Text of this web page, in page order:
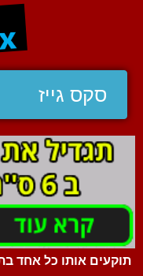
סקס גייז
תוקעים אותו כל אחד